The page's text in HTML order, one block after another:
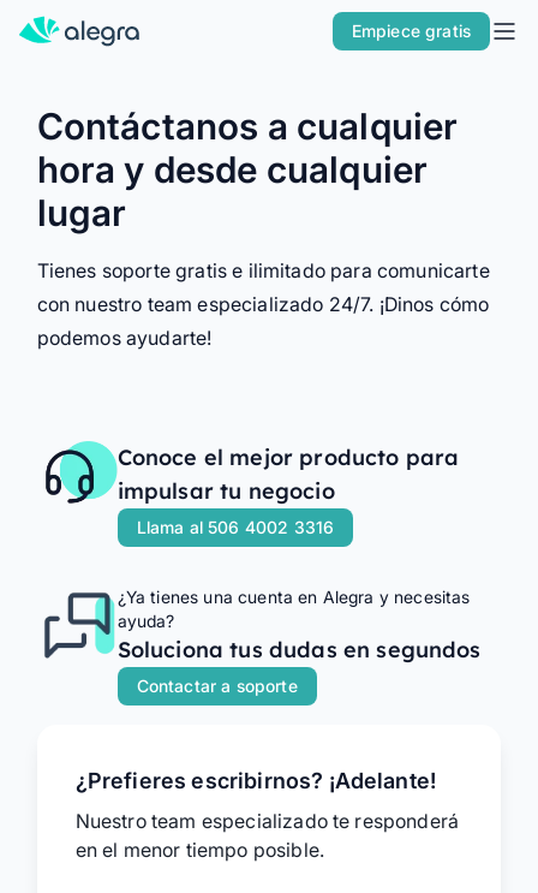
Empiece gratis
Inicio
POR TIPO DE EMPRESA
Soy Pyme
Soy Contador
POR PRODUCTO
ERP
LO NUEVO DE ALEGRA
Conoce Alegra MCP
Contacto
Contáctanos a cualquier
hora y desde cualquier
lugar
Tienes soporte gratis e ilimitado para comunicarte
con nuestro team especializado 24/7. ¡Dinos cómo
podemos ayudarte!
Conoce el mejor producto para
impulsar tu negocio
Llama al 506 4002 3316
¿Ya tienes una cuenta en Alegra y necesitas
ayuda?
Soluciona tus dudas en segundos
Contactar a soporte
¿Prefieres escribirnos? ¡Adelante!
Nuestro team especializado te responderá
en el menor tiempo posible.